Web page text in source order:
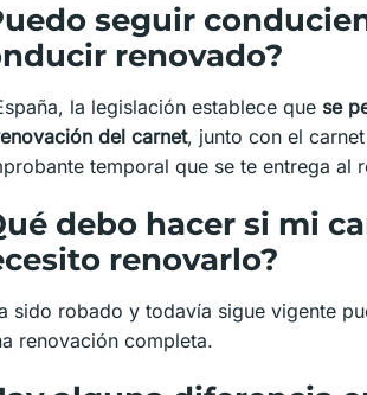
seguir
renovado?
la legislación establece que se
del carnet, junto con el
temporal que se te entrega al
debo hacer si mi
renovarlo?
sido robado y todavía sigue vigente
renovación completa.